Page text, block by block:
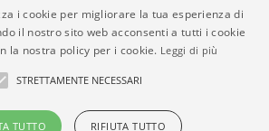
della veridicità, della
completezza, della normativa in
e/o di alcun altro aspetto dei
- 2026
Powered by
i cookie per migliorare la tua esperienza di
il nostro sito web acconsenti a tutti i cookie
la nostra policy per i cookie. Leggi di più
STRETTAMENTE NECESSARI
TUTTO RIFIUTA TUTTO